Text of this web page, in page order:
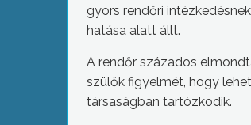
gyors rendőri
hatása alatt állt.
A rendőr százados
szülők figyelmét, hogy
társaságban tartózkodik.